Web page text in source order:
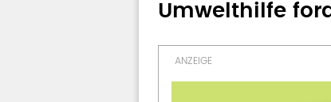
Umwelthilfe